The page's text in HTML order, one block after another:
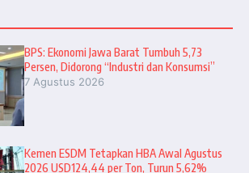
BPS: Ekonomi Jawa Barat Tumbuh 5,73
Persen, Didorong “Industri dan Konsumsi”
7 Agustus 2026
Kemen ESDM Tetapkan HBA Awal Agustus
2026 USD124,44 per Ton, Turun 5,62%